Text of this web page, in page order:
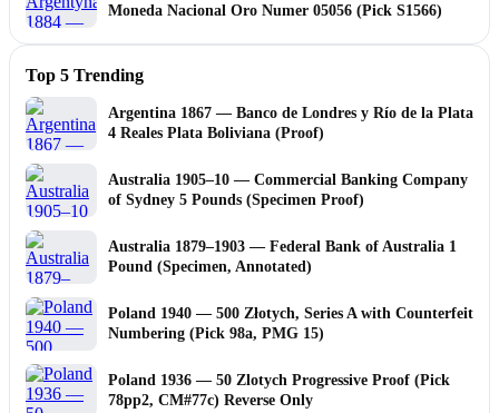
Moneda Nacional Oro Numer 05056 (Pick S1566)
Top 5 Trending
Argentina 1867 — Banco de Londres y Río de la Plata
4 Reales Plata Boliviana (Proof)
Australia 1905–10 — Commercial Banking Company
of Sydney 5 Pounds (Specimen Proof)
Australia 1879–1903 — Federal Bank of Australia 1
Pound (Specimen, Annotated)
Poland 1940 — 500 Złotych, Series A with Counterfeit
Numbering (Pick 98a, PMG 15)
Poland 1936 — 50 Zlotych Progressive Proof (Pick
78pp2, CM#77c) Reverse Only